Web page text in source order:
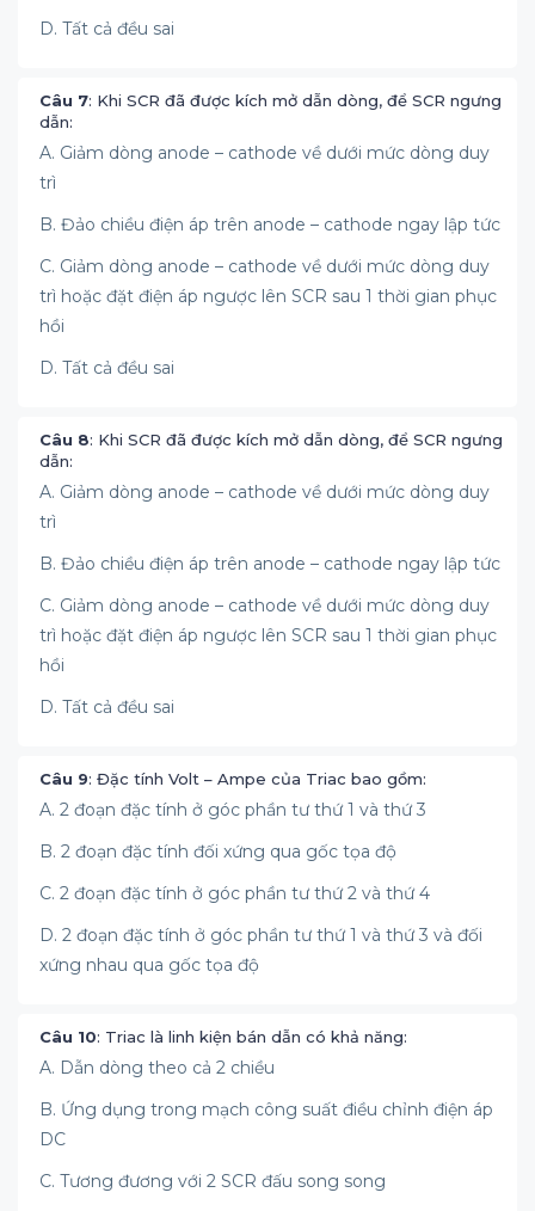
D. Tất cả đều sai
Câu 7: Khi SCR đã được kích mở dẫn dòng, để SCR ngưng
dẫn:
A. Giảm dòng anode – cathode về dưới mức dòng duy
trì
B. Đảo chiều điện áp trên anode – cathode ngay lập tức
C. Giảm dòng anode – cathode về dưới mức dòng duy
trì hoặc đặt điện áp ngược lên SCR sau 1 thời gian phục
hồi
D. Tất cả đều sai
Câu 8: Khi SCR đã được kích mở dẫn dòng, để SCR ngưng
dẫn:
A. Giảm dòng anode – cathode về dưới mức dòng duy
trì
B. Đảo chiều điện áp trên anode – cathode ngay lập tức
C. Giảm dòng anode – cathode về dưới mức dòng duy
trì hoặc đặt điện áp ngược lên SCR sau 1 thời gian phục
hồi
D. Tất cả đều sai
Câu 9: Đặc tính Volt – Ampe của Triac bao gồm:
A. 2 đoạn đặc tính ở góc phần tư thứ 1 và thứ 3
B. 2 đoạn đặc tính đối xứng qua gốc tọa độ
C. 2 đoạn đặc tính ở góc phần tư thứ 2 và thứ 4
D. 2 đoạn đặc tính ở góc phần tư thứ 1 và thứ 3 và đối
xứng nhau qua gốc tọa độ
Câu 10: Triac là linh kiện bán dẫn có khả năng:
A. Dẫn dòng theo cả 2 chiều
B. Ứng dụng trong mạch công suất điều chỉnh điện áp
DC
C. Tương đương với 2 SCR đấu song song